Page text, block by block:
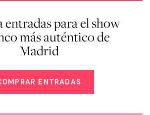
para el show
más auténtico de
Madrid
ENTRADAS